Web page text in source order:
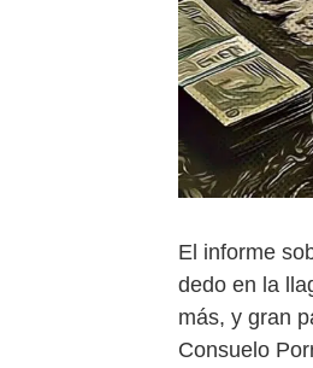
El informe
dedo en la
más, y gran
Consuelo